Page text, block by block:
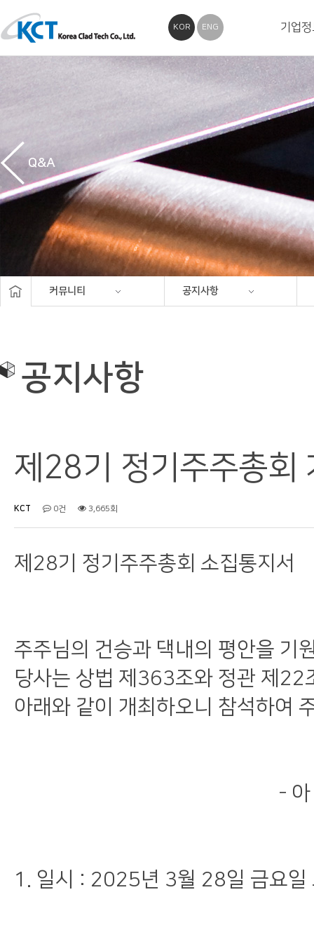
KOR ENG 기업
Q&A
커뮤니티
제품소개
공지사항
공지사항
제28기 정기주주총회
KCT 0건 3,665회
제28기 정기주주총회 소집통지서
주주님의 건승과 댁내의 평안을 기
당사는 상법 제363조와 정관 제22
아래와 같이 개최하오니 참석하여
- 아
1. 일시 : 2025년 3월 28일 금요일